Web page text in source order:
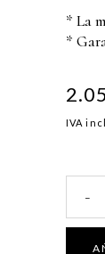
* La
*
IVA
-